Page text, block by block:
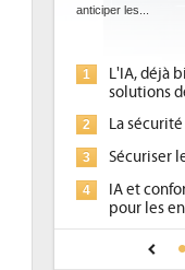
anticiper les...
1
L'IA, déjà
solutions
2 La
3 Sécuriser
4
IA et
pour les
Une IA de
plus sûre ?